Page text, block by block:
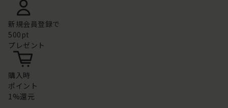
新規会員登録で
500pt
プレゼント
購入時
ポイント
1%還元